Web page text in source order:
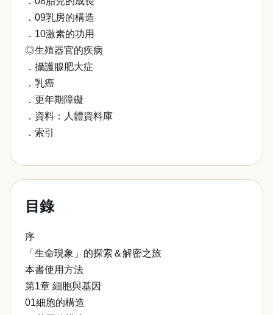
．09乳房的構造
．10激素的功用
◎生殖器官的疾病
．攝護腺肥大症
．乳癌
．更年期障礙
．資料：人體資料庫
．索引
目錄
序
「生命現象」的探索＆解密之旅
本書使用方法
第1章 細胞與基因
01細胞的構造